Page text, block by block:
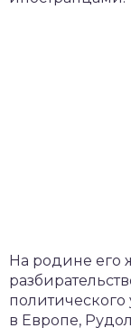
На родине его
в Европе,